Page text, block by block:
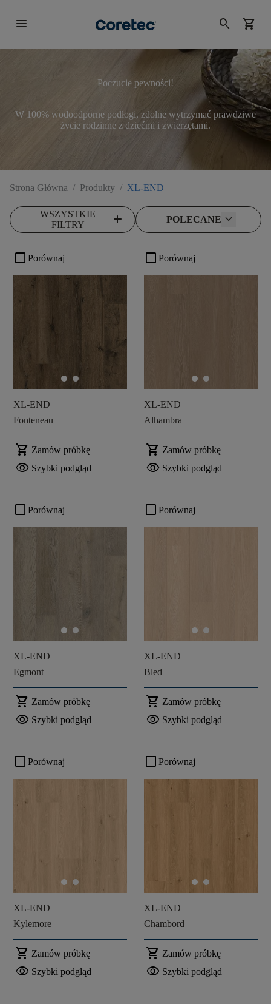
menu search shopping_cart
Poczucie pewności!
W 100% wodoodporne podłogi, zdolne wytrzymać prawdziwe
życie rodzinne z dziećmi i zwierzętami.
Strona Główna / Produkty / XL-END
WSZYSTKIE
FILTRY
add POLECANE
check_box_outline_blank Porównaj
XL-END
Fonteneau
shopping_cart Zamów próbkę
visibility Szybki podgląd
check_box_outline_blank Porównaj
XL-END
Alhambra
shopping_cart Zamów próbkę
visibility Szybki podgląd
check_box_outline_blank Porównaj
XL-END
Egmont
shopping_cart Zamów próbkę
visibility Szybki podgląd
check_box_outline_blank Porównaj
XL-END
Bled
shopping_cart Zamów próbkę
visibility Szybki podgląd
check_box_outline_blank Porównaj
XL-END
Kylemore
shopping_cart Zamów próbkę
visibility Szybki podgląd
check_box_outline_blank Porównaj
XL-END
Chambord
shopping_cart Zamów próbkę
visibility Szybki podgląd